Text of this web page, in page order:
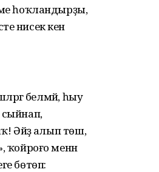
һоҡландырҙы,
нисек кенә
белмәй, һыу
сыйнап,
Әйҙә алып төш,
ҡойроғо менән
бөтөп: